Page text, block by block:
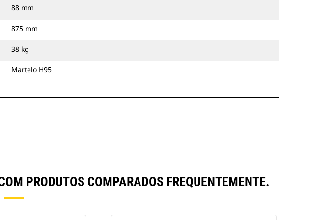
88 mm
875 mm
38 kg
Martelo H95
PRODUTOS COMPARADOS FREQUENTEMENTE.